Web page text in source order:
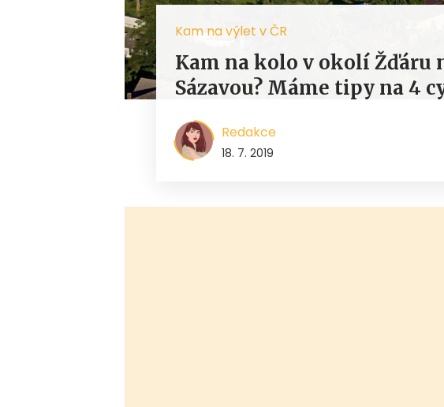
Kam na výlet v ČR
Kam na kolo v okolí Žďáru
Sázavou? Máme tipy na 4
Redakce
18. 7. 2019